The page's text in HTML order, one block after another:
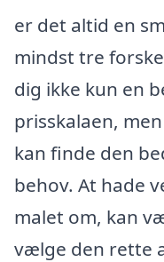
er det altid en
mindst tre
dig ikke kun en
prisskalaen,
kan finde den
behov. At hade
malet om, kan
vælge den rette